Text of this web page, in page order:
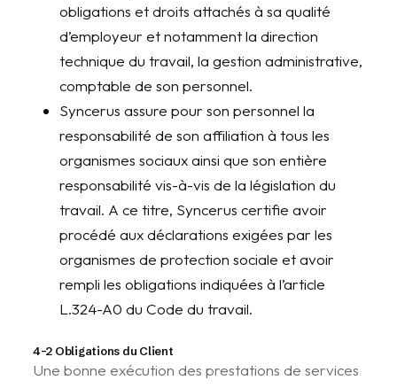
obligations et droits attachés à sa qualité
d’employeur et notamment la direction
technique du travail, la gestion administrative,
comptable de son personnel.
Syncerus assure pour son personnel la
responsabilité de son affiliation à tous les
organismes sociaux ainsi que son entière
responsabilité vis-à-vis de la législation du
travail. A ce titre, Syncerus certifie avoir
procédé aux déclarations exigées par les
organismes de protection sociale et avoir
rempli les obligations indiquées à l’article
L.324-A0 du Code du travail.
4-2 Obligations du Client
Une bonne exécution des prestations de services